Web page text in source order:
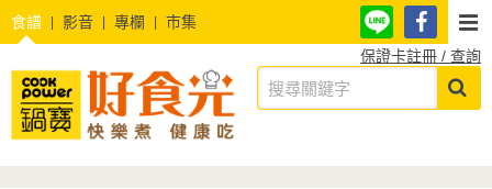
食譜 影音 專欄
市集
保證卡註冊 / 查詢